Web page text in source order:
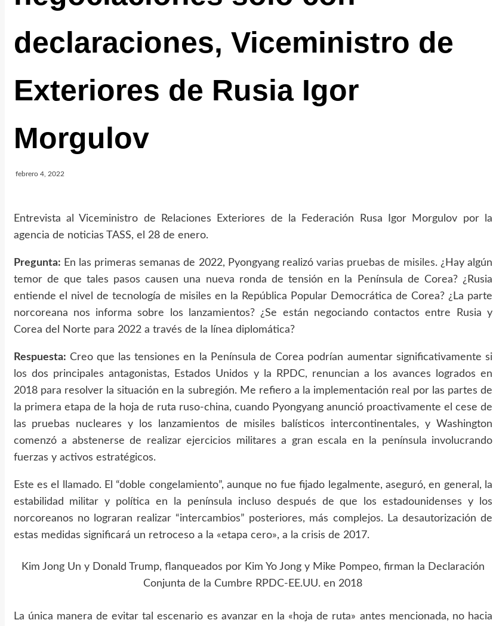
declaraciones, Viceministro de
Exteriores de Rusia Igor
Morgulov
febrero 4, 2022
Entrevista al Viceministro de Relaciones Exteriores de la Federación Rusa Igor Morgulov por la
agencia de noticias TASS, el 28 de enero.
Pregunta: En las primeras semanas de 2022, Pyongyang realizóvarias pruebas de misiles. ¿Hay algún
temor de que tales pasos causen una nueva ronda de tensión en la Península de Corea? ¿Rusia
entiende el nivel de tecnología de misiles en la República Popular Democrática de Corea? ¿La parte
norcoreana nos informa sobre los lanzamientos? ¿Se están negociando contactos entre Rusia y
Corea del Norte para 2022 a través de la línea diplomática?
Respuesta: Creo que las tensiones en la Península de Corea podrían aumentar significativamente si
los dos principales antagonistas, Estados Unidos y la RPDC, renuncian a los avances logrados en
2018 para resolver la situación en la subregión. Me refiero a la implementación real por las partes de
la primera etapa de la hoja de ruta ruso-china, cuando Pyongyang anunció proactivamente el cese de
las pruebas nucleares y los lanzamientos de misiles balísticos intercontinentales, y Washington
comenzó a abstenerse de realizar ejercicios militares a gran escala en la península involucrando
fuerzas y activos estratégicos.
Este es el llamado. El “doble congelamiento”, aunque no fue fijado legalmente, aseguró, en general, la
estabilidad militar y política en la península incluso después de que los estadounidenses y los
norcoreanos no lograran realizar “intercambios” posteriores, más complejos. La desautorización de
estas medidas significará un retroceso a la «etapa cero», a la crisis de 2017.
Kim Jong Un y Donald Trump, flanqueados por Kim Yo Jong y Mike Pompeo, firman la Declaración
Conjunta de la Cumbre RPDC-EE.UU. en 2018
La única manera de evitar tal escenario es avanzar en la «hoja de ruta» antes mencionada, no hacia